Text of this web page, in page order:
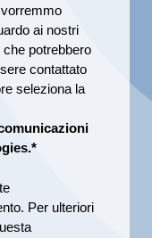
ai nostri
potrebbero
contattato
seleziona la
*
Per ulteriori